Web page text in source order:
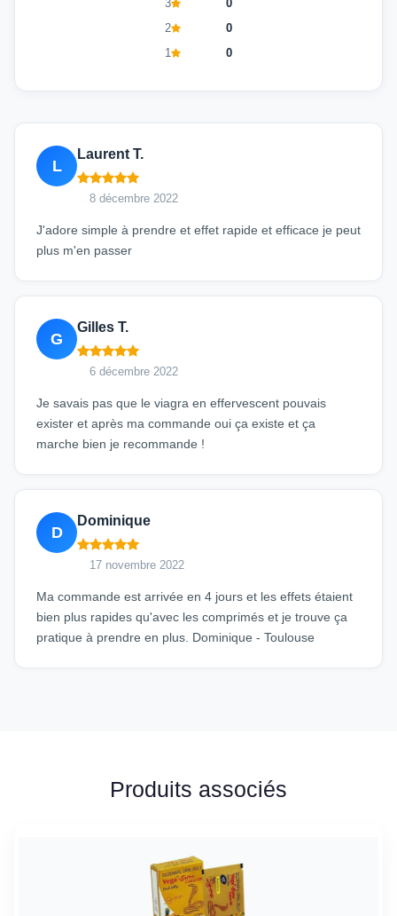
3
0
2
0
1
0
L
Laurent T.
8 décembre 2022
J'adore simple à prendre et effet rapide et efficace je peut
plus m'en passer
G
Gilles T.
6 décembre 2022
Je savais pas que le viagra en effervescent pouvais
exister et après ma commande oui ça existe et ça
marche bien je recommande !
D
Dominique
17 novembre 2022
Ma commande est arrivée en 4 jours et les effets étaient
bien plus rapides qu'avec les comprimés et je trouve ça
pratique à prendre en plus. Dominique - Toulouse
Produits associés